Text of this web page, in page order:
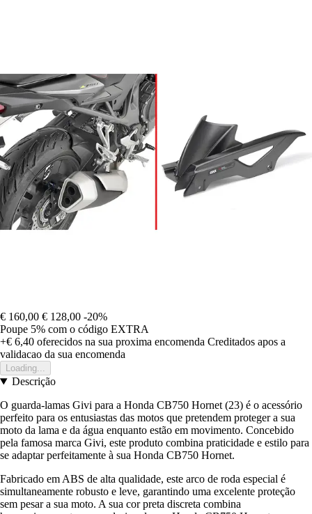
€ 160,00 € 128,00 -20%
Poupe 5% com o código EXTRA
+€ 6,40 oferecidos na sua proxima encomenda Creditados apos a
validacao da sua encomenda
Loading...
Descrição
O guarda-lamas Givi para a Honda CB750 Hornet (23) é o acessório
perfeito para os entusiastas das motos que pretendem proteger a sua
moto da lama e da água enquanto estão em movimento. Concebido
pela famosa marca Givi, este produto combina praticidade e estilo para
se adaptar perfeitamente à sua Honda CB750 Hornet.
Fabricado em ABS de alta qualidade, este arco de roda especial é
simultaneamente robusto e leve, garantindo uma excelente proteção
sem pesar a sua moto. A sua cor preta discreta combina